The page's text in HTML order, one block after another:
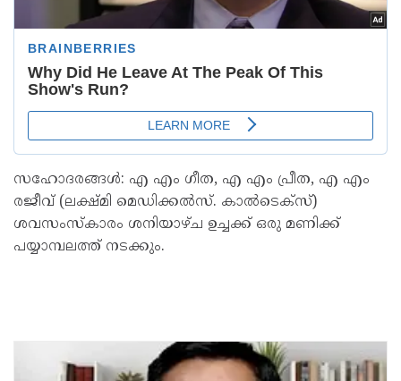
സഹോദരങ്ങൾ: എ എം ഗീത, എ എം പ്രീത, എ എം
രജീവ് (ലക്ഷ്മി മെഡിക്കൽസ്. കാൽടെക്സ്)
ശവസംസ്കാരം ശനിയാഴ്ച ഉച്ചക്ക് ഒരു മണിക്ക്
പയ്യാമ്പലത്ത് നടക്കും.